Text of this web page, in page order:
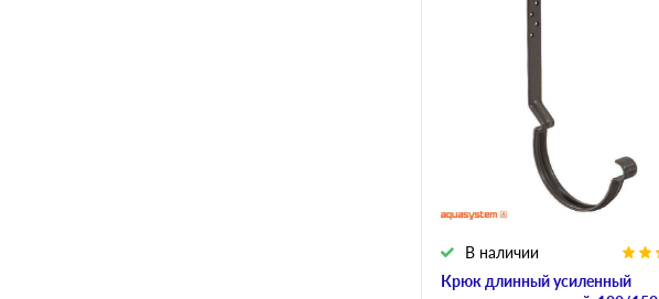
Крюк длинный усиленный
В наличии